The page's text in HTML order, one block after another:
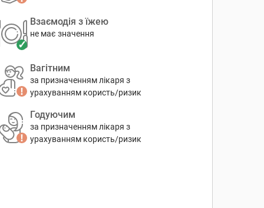
Взаємодія з їжею
не має значення
Вагітним
за призначенням лікаря з
урахуванням користь/ризик
Годуючим
за призначенням лікаря з
урахуванням користь/ризик